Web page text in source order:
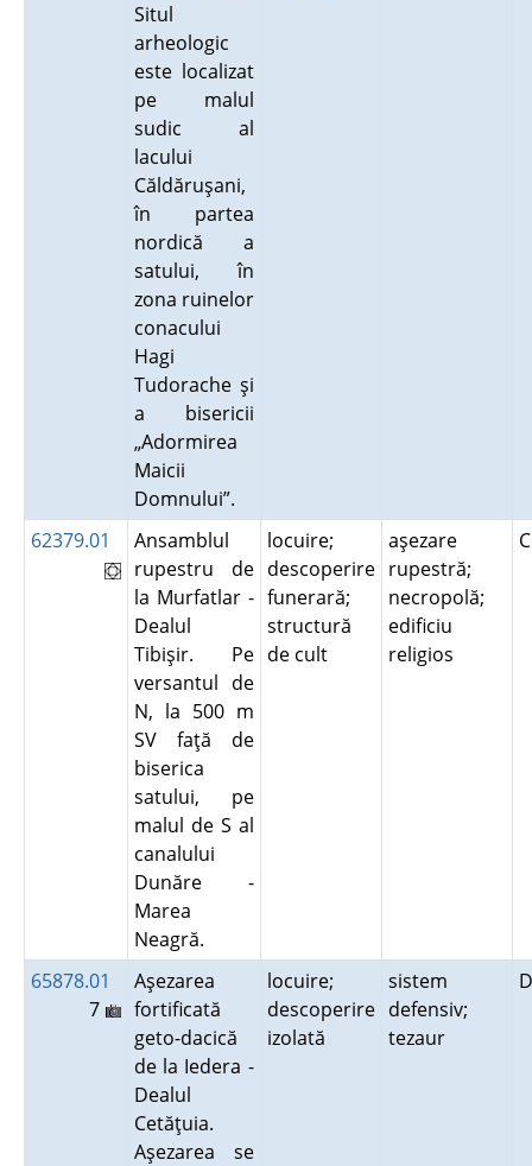
Situl
arheologic
este localizat
pe malul
sudic al
lacului
Căldăruşani,
în partea
nordică a
satului, în
zona ruinelor
conacului
Hagi
Tudorache şi
a bisericii
„Adormirea
Maicii
Domnului”.
62379.01
Ansamblul
rupestru de
la Murfatlar -
Dealul
Tibişir. Pe
versantul de
N, la 500 m
SV faţă de
biserica
satului, pe
malul de S al
canalului
Dunăre -
Marea
Neagră.
locuire;
descoperire
funerară;
structură
de cult
aşezare
rupestră;
necropolă;
edificiu
religios
65878.01
7
Aşezarea
fortificată
geto-dacică
de la Iedera -
Dealul
Cetăţuia.
Aşezarea se
locuire;
descoperire
izolată
sistem
defensiv;
tezaur